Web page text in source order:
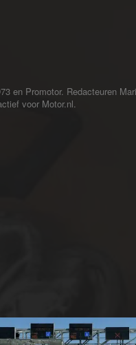
en Promotor. Redacteuren
voor Motor.nl.